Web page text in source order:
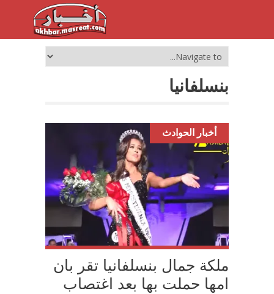
بنسلفانيا
أخبار الحوادث
ملكة جمال بنسلفانيا تقر بان
امها حملت بها بعد اغتصاب